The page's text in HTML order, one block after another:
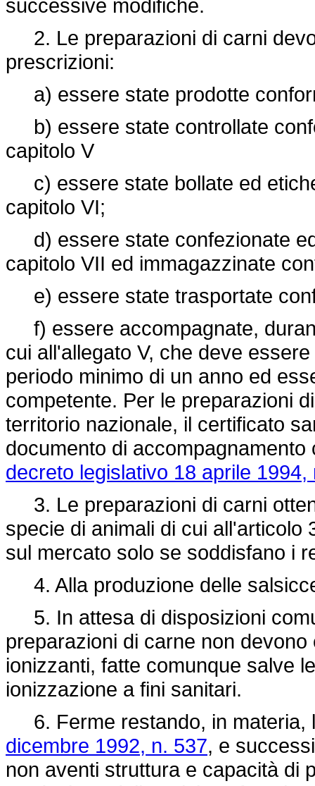
successive modifiche.
2. Le preparazioni di carni
prescrizioni:
a) essere state prodotte
b) essere state controllate
capitolo V
c) essere state bollate ed
capitolo VI;
d) essere state confezionate
capitolo VII ed immagazzinate
e) essere state trasportate
f) essere accompagnate,
cui all'allegato V, che deve
periodo minimo di un anno ed
competente. Per le preparazioni
territorio nazionale, il certificato
documento di
decreto legislativo 18 aprile 1994,
3. Le preparazioni di carni
specie di animali di cui
sul mercato solo se soddisfano i
4. Alla produzione delle
5. In attesa di disposizioni
preparazioni di carne non
ionizzanti, fatte comunque salve
ionizzazione a fini sanitari.
6. Ferme restando, in materia,
dicembre 1992, n. 537, e
non aventi struttura e capacità di